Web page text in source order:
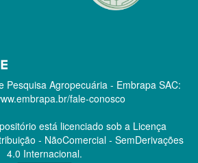
Pesquisa Agropecuária - Embrapa SAC:
fale-conosco
está licenciado sob a Licença
- NãoComercial - SemDerivações
4.0 Internacional.